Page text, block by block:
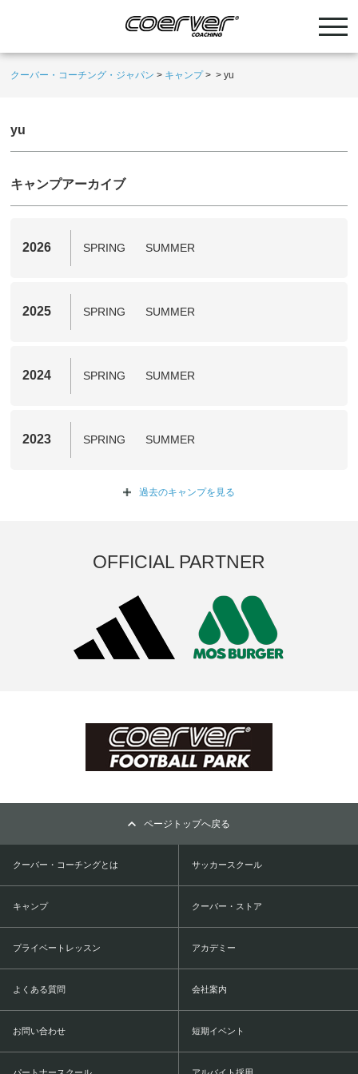
クーバー・コーチング・ジャパン > キャンプ> >yu
yu
キャンプアーカイブ
2026 SPRING SUMMER
2025 SPRING SUMMER
2024 SPRING SUMMER
2023 SPRING SUMMER
過去のキャンプを 見る
OFFICIAL PARTNER
ページトップへ戻る
クーバー・コーチングとは サッカースクール
キャンプ クーバー・ストア
プライベートレッスン アカデミー
よくある質問 会社案内
お問い合わせ 短期イベント